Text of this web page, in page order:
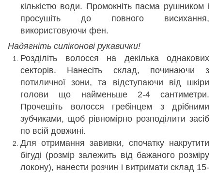
кількістю води. Промокніть пасма рушником і
просушіть до повного висихання,
використовуючи фен.
Надягніть силіконові рукавички!
Розділіть волосся на декілька однакових
секторів. Нанесіть склад, починаючи з
потиличної зони, та відступаючи від шкіри
голови що найменьше 2-4 сантиметри.
Прочешіть волосся гребінцем з дрібними
зубчиками, щоб рівномірно розподілити засіб
по всій довжині.
Для отримання завивки, спочатку накрутити
бігуді (розмір залежить від бажаного розміру
локону), нанести розчин і витримати склад 15-